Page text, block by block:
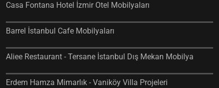
Casa Fontana Hotel İzmir Otel Mobilyaları
Barrel İstanbul Cafe Mobilyaları
Aliee Restaurant - Tersane İstanbul Dış Mekan Mobilya
Erdem Hamza Mimarlık - Vaniköy Villa Projeleri